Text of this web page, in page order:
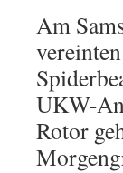
Am
UKW-
Rotor